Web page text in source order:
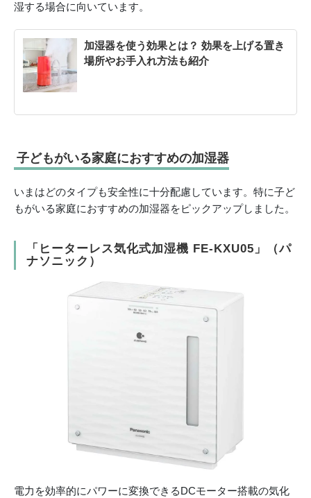
湿する場合に向いています。
加湿器を使う効果とは？ 効果を上げる置き
場所やお手入れ方法も紹介
子どもがいる家庭におすすめの加湿器
いまはどのタイプも安全性に十分配慮しています。特に子ど
もがいる家庭におすすめの加湿器をピックアップしました。
「ヒーターレス気化式加湿機 FE-KXU05」（パ
ナソニック）
電力を効率的にパワーに変換できるDCモーター搭載の気化